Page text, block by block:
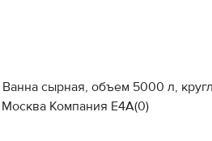
сырная, объем 5000 л,
Компания Е4А(0)